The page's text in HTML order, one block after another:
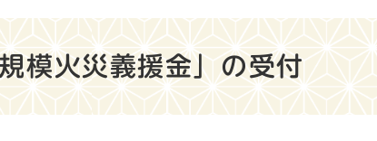
模火災義援金」の受付